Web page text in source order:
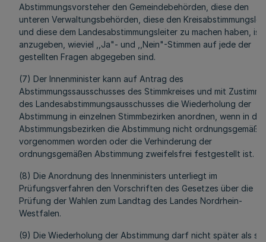
Abstimmungsvorsteher den Gemeindebehörden, diese den
unteren Verwaltungsbehörden, diese den
und diese dem Landesabstimmungsleiter zu machen haben, ist
anzugeben, wieviel ,,Ja"- und ,,Nein"-Stimmen auf jede der
gestellten Fragen abgegeben sind.
(7) Der Innenminister kann auf Antrag des
Abstimmungssausschusses des Stimmkreises und mit
des Landesabstimmungsausschusses die Wiederholung der
Abstimmung in einzelnen Stimmbezirken anordnen, wenn in
Abstimmungsbezirken die Abstimmung nicht ordnungsgemäß
vorgenommen worden oder die Verhinderung der
ordnungsgemäßen Abstimmung zweifelsfrei festgestellt ist.
(8) Die Anordnung des Innenministers unterliegt im
Prüfungsverfahren den Vorschriften des Gesetzes über die
Prüfung der Wahlen zum Landtag des Landes Nordrhein-
Westfalen.
(9) Die Wiederholung der Abstimmung darf nicht später als